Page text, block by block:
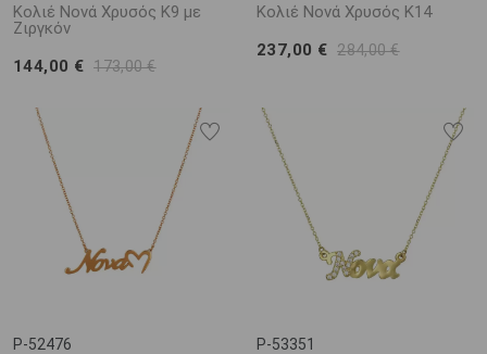
Κολιέ Νονά Χρυσός Κ9 με
Ζιργκόν
144,00 € 173,00 €
Κολιέ Νονά Χρυσός Κ14
237,00 € 284,00 €
P-52476 P-53351